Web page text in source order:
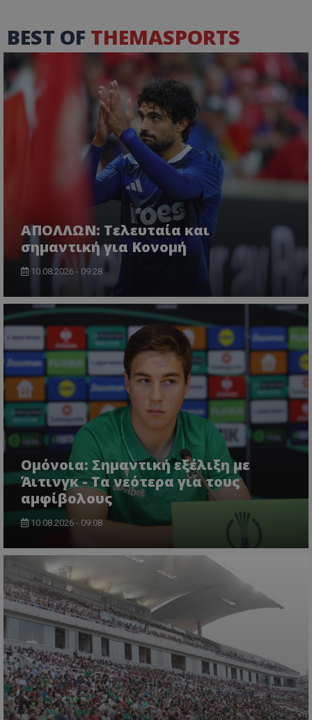
BEST OF THEMASPORTS
ΑΠΟΛΛΩΝ: Τελευταία και
σημαντική για Κονομή
10.08.2026 - 09:28
Ομόνοια: Σημαντική εξέλιξη με
Άιτινγκ - Τα νεότερα για τους
αμφίβολους
10.08.2026 - 09:08